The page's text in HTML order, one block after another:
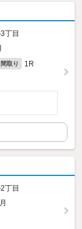
丁目
間取り 1R
丁目